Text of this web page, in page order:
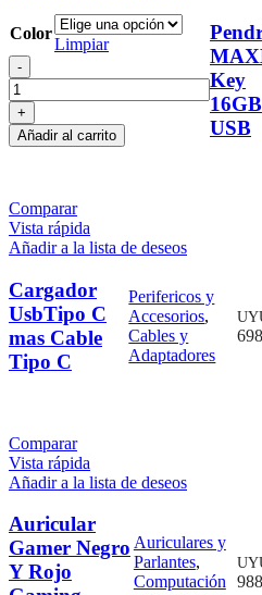
Color
Limpiar
Pendrive
MAXELL
Key
16GB
USB
Añadir al carrito
Key
16GB
USB
Comparar
Vista rápida
Añadir a la lista de deseos
Cargador
UsbTipo C
mas Cable
Tipo C
Perifericos y
Accesorios,
Cables y
Adaptadores
698
Comparar
Vista rápida
Añadir a la lista de deseos
Auricular
Gamer Negro
Y Rojo
Auriculares y
Parlantes,
Computación 988